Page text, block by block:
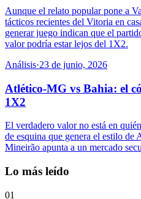
Aunque el relato popular pone a
tácticos recientes del Vitoria en
generar juego indican que el
valor podría estar lejos del 1X2.
Análisis·23 de junio, 2026
Atlético-MG vs Bahia: el
1X2
El verdadero valor no está en
de esquina que genera el estilo
Mineirão apunta a un mercado
Lo más leído
01